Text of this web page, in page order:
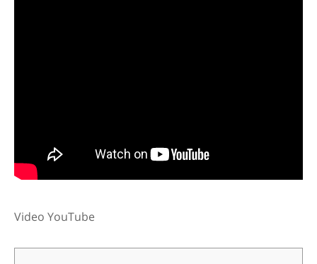
Video YouTube